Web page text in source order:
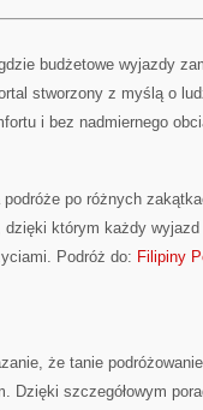
budżetowe wyjazdy
stworzony z myślą o
i bez nadmiernego
po różnych
dzięki którym każdy
Podróż do: Filipiny
że tanie
Dzięki szczegółowym